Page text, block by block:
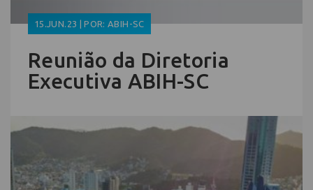
15.JUN.23 | POR: ABIH-SC
Reunião da Diretoria
Executiva ABIH-SC